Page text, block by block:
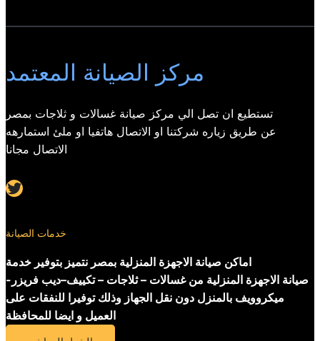
مركز الصيانة المعتمد
تستطيع ان تصل الي مركز صيانة غسالات و ثلاجات بمصر
عن طريق زياره شركتنا او الاتصال هاتفيا او ملئ استمارهه
الاتصال مجانا
Twitter
خدمات الصيانة
اماكن صيانة الاجهزة المنزلية بمصر نتميز بتوفير خدمة
صيانة الاجهزة المنزلية من غسالات – ثلاجات – تكييف–ديب فريزر-
ميكروويف بالمنزل دون نقل الجهاز وذلك توفيرا للنفقات على
العميل و ايضا للمحافظة